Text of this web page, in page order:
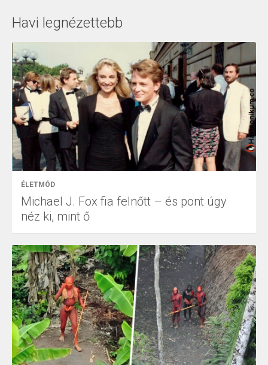
Havi legnézettebb
ÉLETMÓD
Michael J. Fox fia felnőtt – és pont úgy
néz ki, mint ő